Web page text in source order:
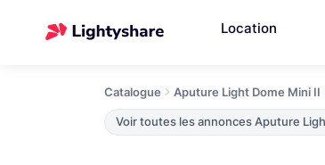
Location
Catalogue Aputure Light Dome Mini II
Voir toutes les annonces Aputure